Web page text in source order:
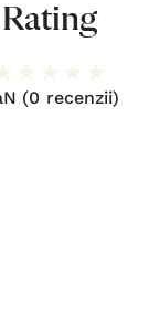
Rating
(0 recenzii)